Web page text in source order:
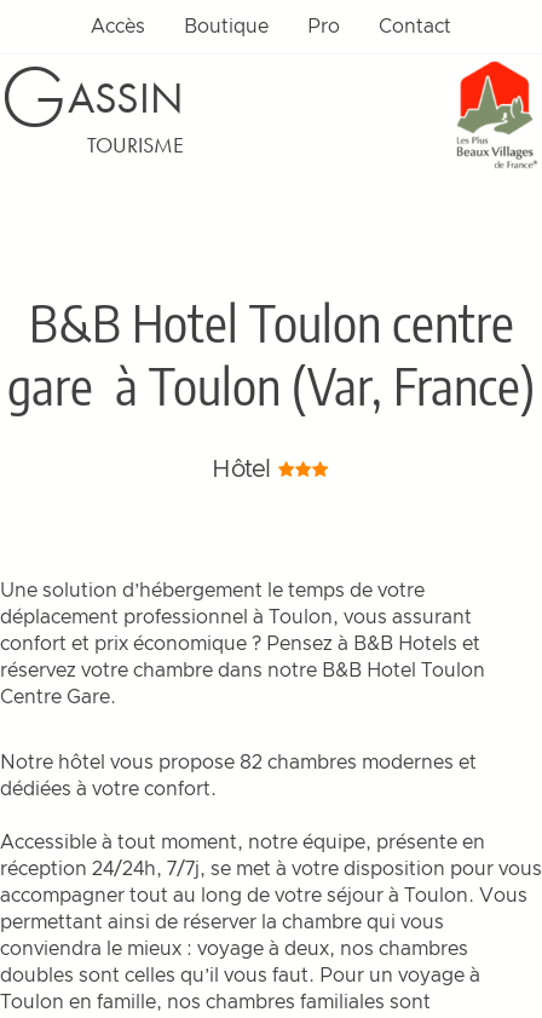
Accès Boutique Pro Contact
GASSIN
TOURISME
B&B Hotel Toulon centre
gare à Toulon (Var, France)
Hôtel
Une solution d’hébergement le temps de votre
déplacement professionnel à Toulon, vous assurant
confort et prix économique ? Pensez à B&B Hotels et
réservez votre chambre dans notre B&B Hotel Toulon
Centre Gare.
Notre hôtel vous propose 82 chambres modernes et
dédiées à votre confort.
Accessible à tout moment, notre équipe, présente en
réception 24/24h, 7/7j, se met à votre disposition pour vous
accompagner tout au long de votre séjour à Toulon. Vous
permettant ainsi de réserver la chambre qui vous
conviendra le mieux : voyage à deux, nos chambres
doubles sont celles qu’il vous faut. Pour un voyage à
Toulon en famille, nos chambres familiales sont